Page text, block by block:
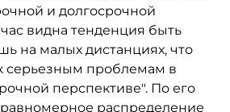
и долгосрочной
видна тенденция быть
на малых дистанциях, что
серьезным проблемам в
перспективе". По его
распределение